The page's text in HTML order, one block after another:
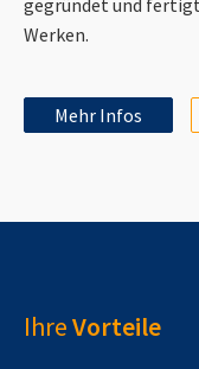
gegründet und
Werken.
Mehr Infos
IhreVorteile